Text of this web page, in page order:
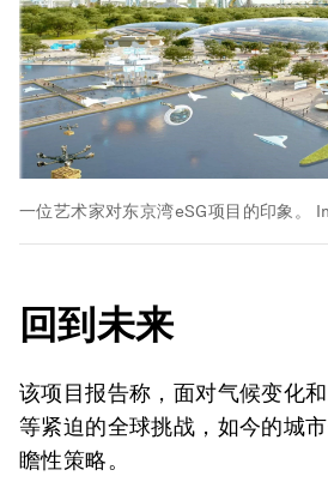
一位艺术家对东京湾eSG项目的印象。
回到未来
该项目报告称，面对气候变化
等紧迫的全球挑战，如今的城
瞻性策略。